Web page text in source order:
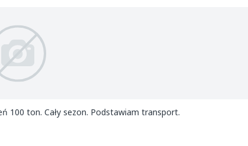
100 ton. Cały sezon. Podstawiam transport.